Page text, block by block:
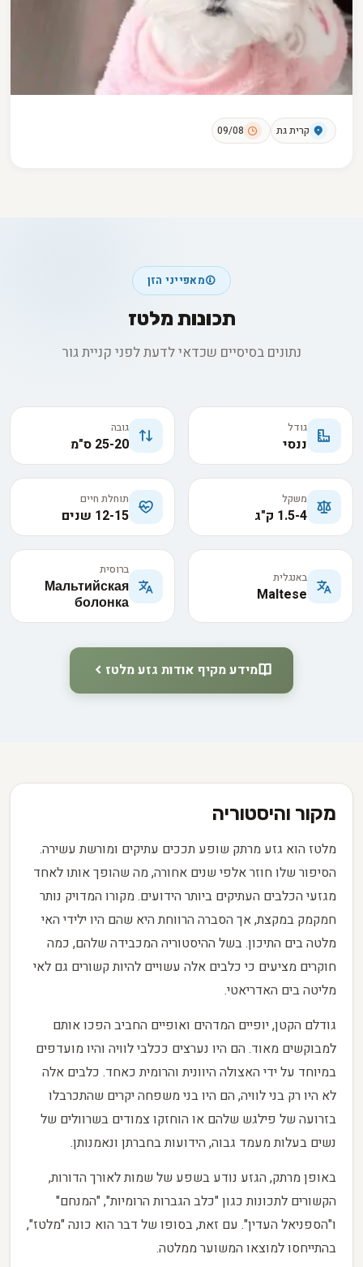
קרית גת 09/08
מאפייני הזן
תכונות מלטז
נתונים בסיסיים שכדאי לדעת לפני קניית גור
גודל
ננסי
גובה
25-20 ס"מ
משקל
1.5-4 ק"ג
תוחלת חיים
12-15 שנים
באנגלית
Maltese
ברוסית
Мальтийская
болонка
מידע מקיף אודות גזע מלטז
מקור והיסטוריה
מלטז הוא גזע מרתק שופע תככים עתיקים ומורשת עשירה.
הסיפור שלו חוזר אלפי שנים אחורה, מה שהופך אותו לאחד
מגזעי הכלבים העתיקים ביותר הידועים. מקורו המדויק נותר
חמקמק במקצת, אך הסברה הרווחת היא שהם היו ילידי האי
מלטה בים התיכון. בשל ההיסטוריה המכבידה שלהם, כמה
חוקרים מציעים כי כלבים אלה עשויים להיות קשורים גם לאי
מליטה בים האדריאטי.
גודלם הקטן, יופיים המדהים ואופיים החביב הפכו אותם
למבוקשים מאוד. הם היו נערצים ככלבי לוויה והיו מועדפים
במיוחד על ידי האצולה היוונית והרומית כאחד. כלבים אלה
לא היו רק בני לוויה, הם היו בני משפחה יקרים שהתכרבלו
בזרועה של פילגש שלהם או הוחזקו צמודים בשרוולים של
נשים בעלות מעמד גבוה, הידועות בחברתן ונאמנותן.
באופן מרתק, הגזע נודע בשפע של שמות לאורך הדורות,
הקשורים לתכונות כגון "כלב הגברות הרומיות", "המנחם"
ו"הספניאל העדין". עם זאת, בסופו של דבר הוא כונה "מלטז",
בהתייחסו למוצאו המשוער ממלטה.